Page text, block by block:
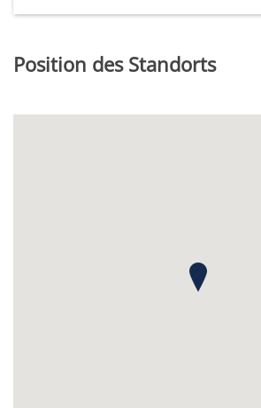
Position des Standorts